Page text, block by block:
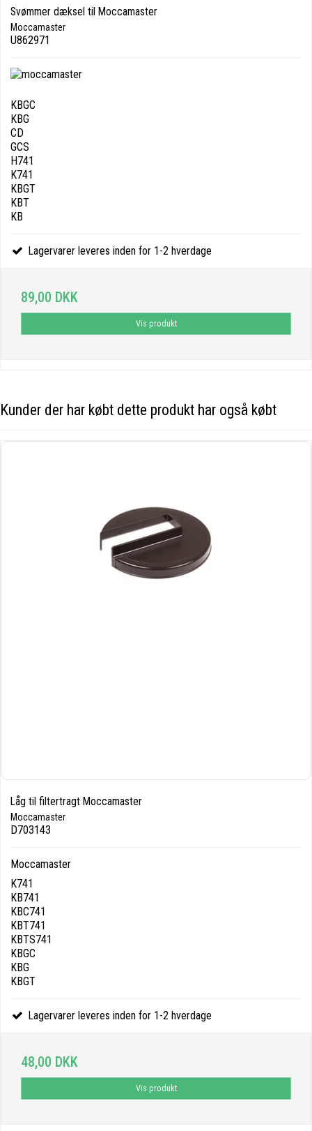
Svømmer dæksel til Moccamaster
Moccamaster
U862971
KBGC
KBG
CD
GCS
H741
K741
KBGT
KBT
KB
Lagervarer leveres inden for 1-2 hverdage
89,00 DKK
Vis produkt
Kunder der har købt dette produkt har også købt
Låg til filtertragt Moccamaster
Moccamaster
D703143
Moccamaster
K741
KB741
KBC741
KBT741
KBTS741
KBGC
KBG
KBGT
Lagervarer leveres inden for 1-2 hverdage
48,00 DKK
Vis produkt